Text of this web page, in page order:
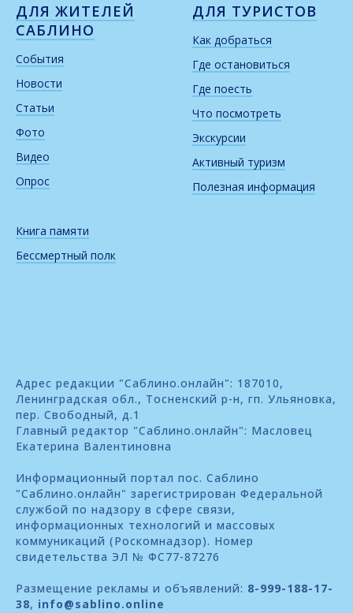
ДЛЯ ЖИТЕЛЕЙ
САБЛИНО
События
Новости
Статьи
Фото
Видео
Опрос
Книга памяти
Бессмертный полк
ДЛЯ ТУРИСТОВ
Как добраться
Где остановиться
Где поесть
Что посмотреть
Экскурсии
Активный туризм
Полезная информация
Адрес редакции "Саблино.онлайн": 187010,
Ленинградская обл., Тосненский р-н, гп. Ульяновка,
пер. Свободный, д.1
Главный редактор "Саблино.онлайн": Масловец
Екатерина Валентиновна
Информационный портал пос. Саблино
"Саблино.онлайн" зарегистрирован Федеральной
службой по надзору в сфере связи,
информационных технологий и массовых
коммуникаций (Роскомнадзор). Номер
свидетельства ЭЛ № ФС77-87276
Размещение рекламы и объявлений: 8-999-188-17-
38, info@sablino.online